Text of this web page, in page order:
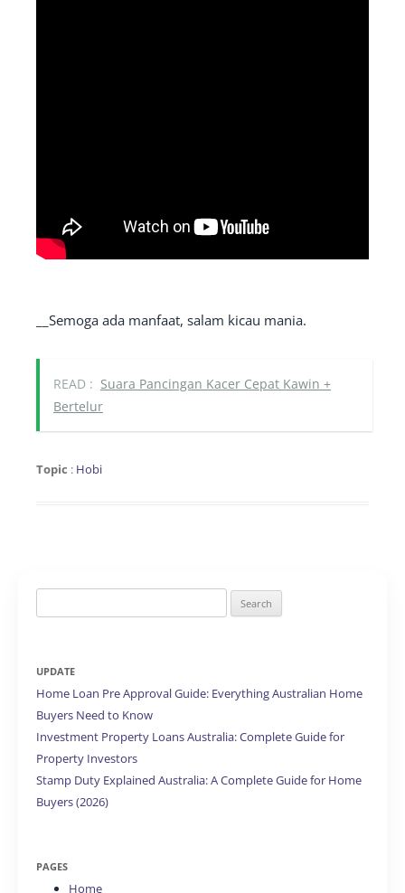
__Semoga ada manfaat, salam kicau mania.
READ : Suara Pancingan Kacer Cepat Kawin +
Bertelur
Topic : Hobi
for:
UPDATE
Home Loan Pre Approval Guide: Everything Australian Home
Buyers Need to Know
Investment Property Loans Australia: Complete Guide for
Property Investors
Stamp Duty Explained Australia: A Complete Guide for Home
Buyers (2026)
PAGES
Home